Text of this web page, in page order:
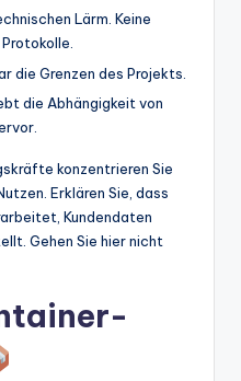
Lärm. Keine
die Grenzen des Projekts.
die Abhängigkeit von
konzentrieren Sie
Erklären Sie, dass
Kundendaten
Gehen Sie hier nicht